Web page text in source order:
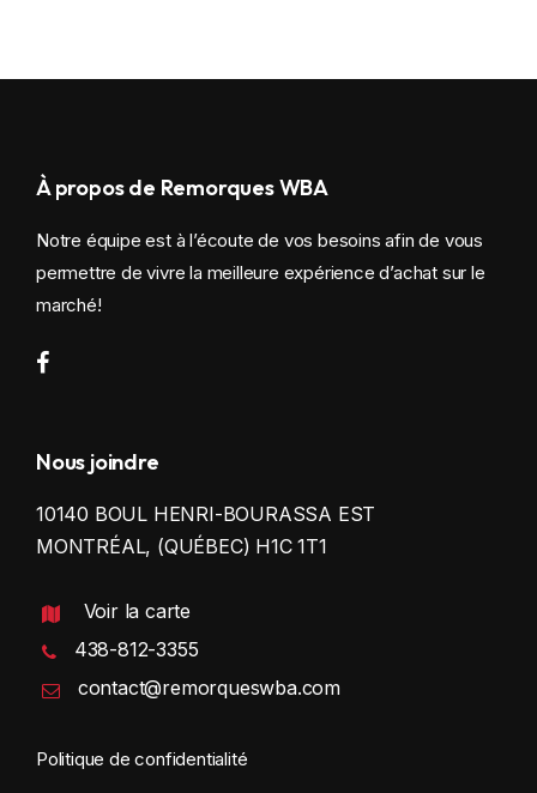
À propos de Remorques WBA
Notre équipe est à l’écoute de vos besoins afin de vous
permettre de vivre la meilleure expérience d’achat sur le
marché!
Nous joindre
10140 BOUL HENRI-BOURASSA EST
MONTRÉAL, (QUÉBEC) H1C 1T1
Voir la carte
438-812-3355
contact@remorqueswba.com
Politique de confidentialité